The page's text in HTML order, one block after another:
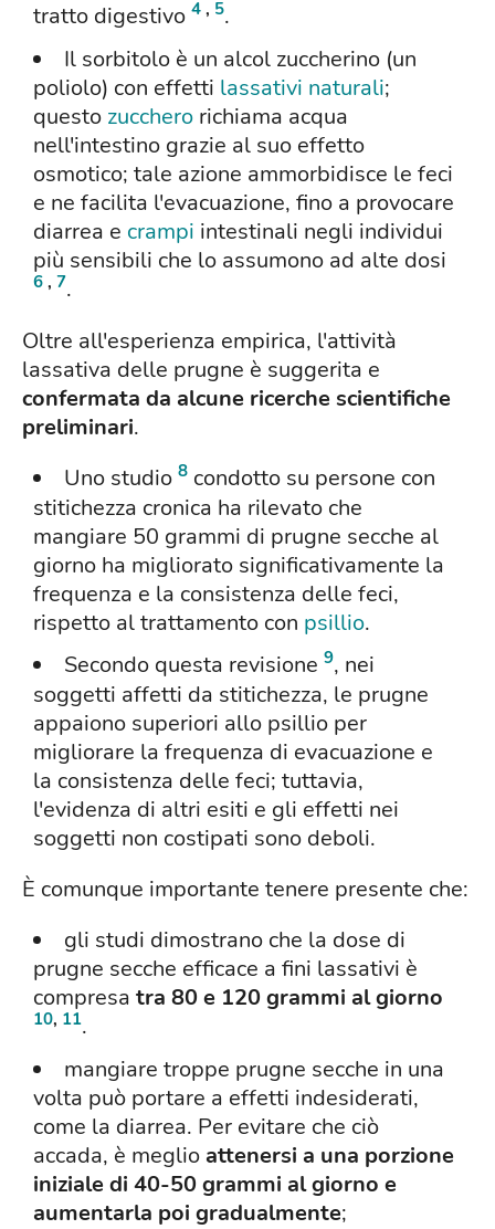
tratto digestivo 4 , 5.
Il sorbitolo è un alcol zuccherino (un
poliolo) con effetti lassativi naturali;
questo zucchero richiama acqua
nell'intestino grazie al suo effetto
osmotico; tale azione ammorbidisce le feci
e ne facilita l'evacuazione, fino a provocare
diarrea e crampi intestinali negli individui
più sensibili che lo assumono ad alte dosi
6 , 7.
Oltre all'esperienza empirica, l'attività
lassativa delle prugne è suggerita e
confermata da alcune ricerche scientifiche
preliminari.
Uno studio 8 condotto su persone con
stitichezza cronica ha rilevato che
mangiare 50 grammi di prugne secche al
giorno ha migliorato significativamente la
frequenza e la consistenza delle feci,
rispetto al trattamento con psillio.
Secondo questa revisione 9, nei
soggetti affetti da stitichezza, le prugne
appaiono superiori allo psillio per
migliorare la frequenza di evacuazione e
la consistenza delle feci; tuttavia,
l'evidenza di altri esiti e gli effetti nei
soggetti non costipati sono deboli.
È comunque importante tenere presente che:
gli studi dimostrano che la dose di
prugne secche efficace a fini lassativi è
compresa tra 80 e 120 grammi al giorno
10, 11.
mangiare troppe prugne secche in una
volta può portare a effetti indesiderati,
come la diarrea. Per evitare che ciò
accada, è meglio attenersi a una porzione
iniziale di 40-50 grammi al giorno e
aumentarla poi gradualmente;